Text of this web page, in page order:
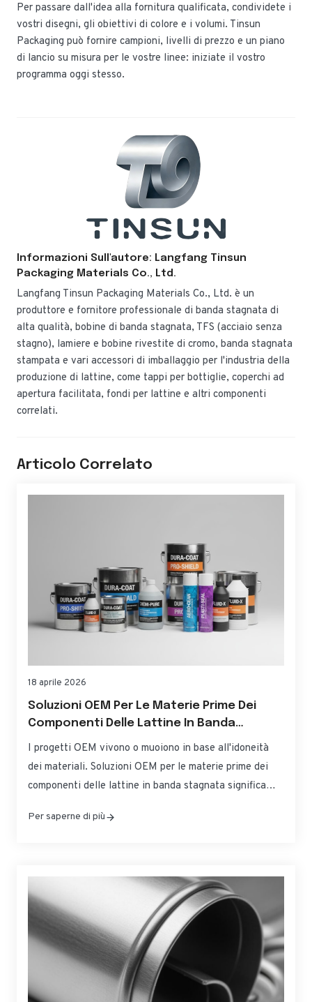
Per passare dall'idea alla fornitura qualificata, condividete i
vostri disegni, gli obiettivi di colore e i volumi. Tinsun
Packaging può fornire campioni, livelli di prezzo e un piano
di lancio su misura per le vostre linee: iniziate il vostro
programma oggi stesso.
Informazioni Sull'autore: Langfang Tinsun
Packaging Materials Co., Ltd.
Langfang Tinsun Packaging Materials Co., Ltd. è un
produttore e fornitore professionale di banda stagnata di
alta qualità, bobine di banda stagnata, TFS (acciaio senza
stagno), lamiere e bobine rivestite di cromo, banda stagnata
stampata e vari accessori di imballaggio per l'industria della
produzione di lattine, come tappi per bottiglie, coperchi ad
apertura facilitata, fondi per lattine e altri componenti
correlati.
Articolo Correlato
18 aprile 2026
Soluzioni OEM Per Le Materie Prime Dei
Componenti Delle Lattine In Banda
Stagnata
I progetti OEM vivono o muoiono in base all'idoneità
dei materiali. Soluzioni OEM per le materie prime dei
componenti delle lattine in banda stagnata significa
la conformità alle normative senza far lievitare i costi o
delle lattine, in modo che possiate approvvigionarvi,
qualificarvi e scalare con fiducia. Se avete bisogno di
una rapida...
Per saperne di più